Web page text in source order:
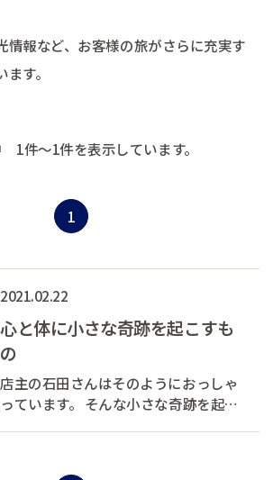
情報など、お客様の旅がさらに充実す
す。
1件～1件を表示しています。
1
2021.02.22
心と体に小さな奇跡を起こすも
の
店主の石田さんはそのようにおっしゃ
っています。 そんな小さな奇跡を起こ